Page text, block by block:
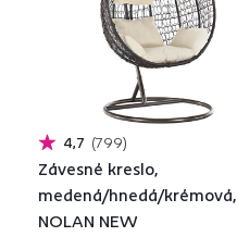
4,7 799
Závesné kreslo,
medená/hnedá/krémová,
NOLAN NEW